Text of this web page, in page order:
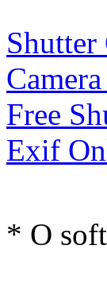
Shutter
Free
Exif
* O